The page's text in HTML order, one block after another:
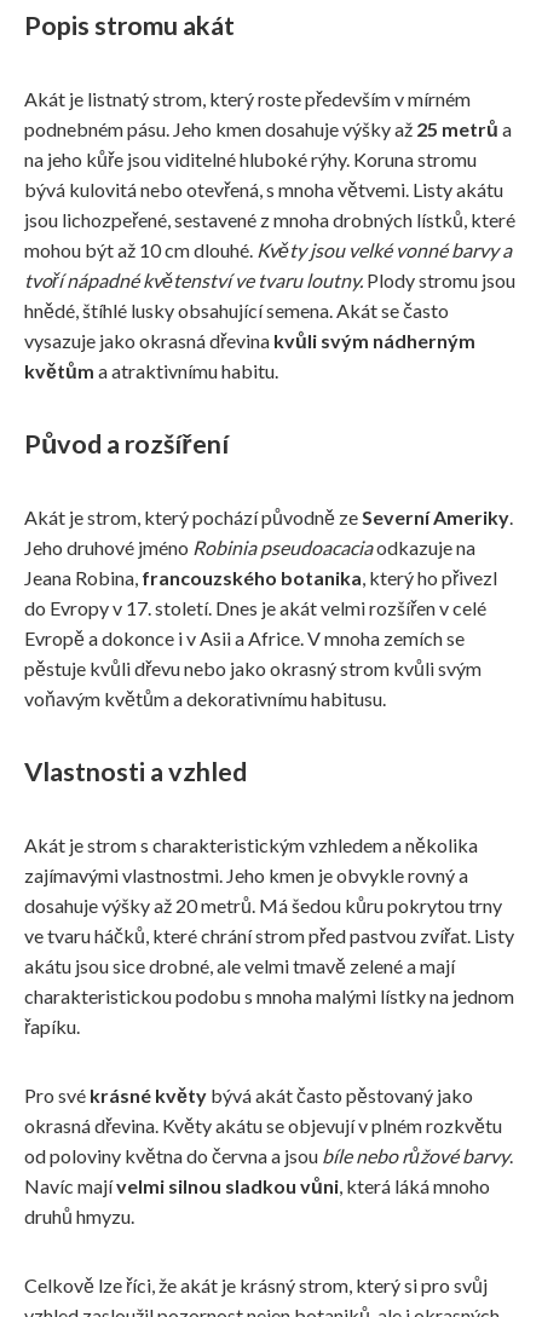
Popis stromu akát
Akát je listnatý strom, který roste především v mírném
podnebném pásu. Jeho kmen dosahuje výšky až 25 metrů a
na jeho kůře jsou viditelné hluboké rýhy. Koruna stromu
bývá kulovitá nebo otevřená, s mnoha větvemi. Listy akátu
jsou lichozpeřené, sestavené z mnoha drobných lístků, které
mohou být až 10 cm dlouhé. Květy jsou velké vonné barvy a
tvoří nápadné květenství ve tvaru loutny. Plody stromu jsou
hnědé, štíhlé lusky obsahující semena. Akát se často
vysazuje jako okrasná dřevina kvůli svým nádherným
květům a atraktivnímu habitu.
Původ a rozšíření
Akát je strom, který pochází původně zeSeverní Ameriky.
Jeho druhové jméno Robinia pseudoacaciaodkazuje na
Jeana Robina, francouzského botanika, který ho přivezl
do Evropy v 17. století. Dnes je akát velmi rozšířen v celé
Evropě a dokonce i v Asii a Africe. V mnoha zemích se
pěstuje kvůli dřevu nebo jako okrasný strom kvůli svým
voňavým květům a dekorativnímu habitusu.
Vlastnosti a vzhled
Akát je strom s charakteristickým vzhledem a několika
zajímavými vlastnostmi. Jeho kmen je obvykle rovný a
dosahuje výšky až 20 metrů. Má šedou kůru pokrytou trny
ve tvaru háčků, které chrání strom před pastvou zvířat. Listy
akátu jsou sice drobné, ale velmi tmavě zelené a mají
charakteristickou podobu s mnoha malými lístky na jednom
řapíku.
Pro své krásné květy bývá akát často pěstovaný jako
okrasná dřevina. Květy akátu se objevují v plném rozkvětu
od poloviny května do června a jsou bíle nebo růžové barvy.
Navíc majívelmi silnou sladkou vůni, která láká mnoho
druhů hmyzu.
Celkově lze říci, že akát je krásný strom, který si pro svůj